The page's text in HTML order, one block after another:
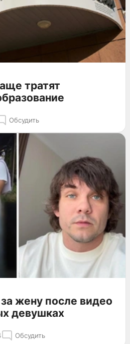
тратят
Обсудить
жену после видео
девушках
Обсудить